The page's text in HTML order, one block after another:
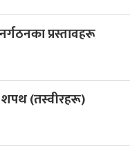
प्रस्तावहरू
शपथ (तस्वीरहरू)